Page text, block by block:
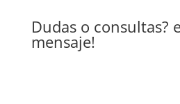
Dudas o consultas?
mensaje!